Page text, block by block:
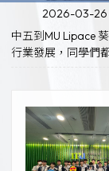
2026-03-26
中五到MU Lipace
行業發展，同學們